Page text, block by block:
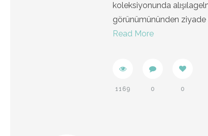
koleksiyonunda
görünümününden ziyade
Read More
1169 0 0